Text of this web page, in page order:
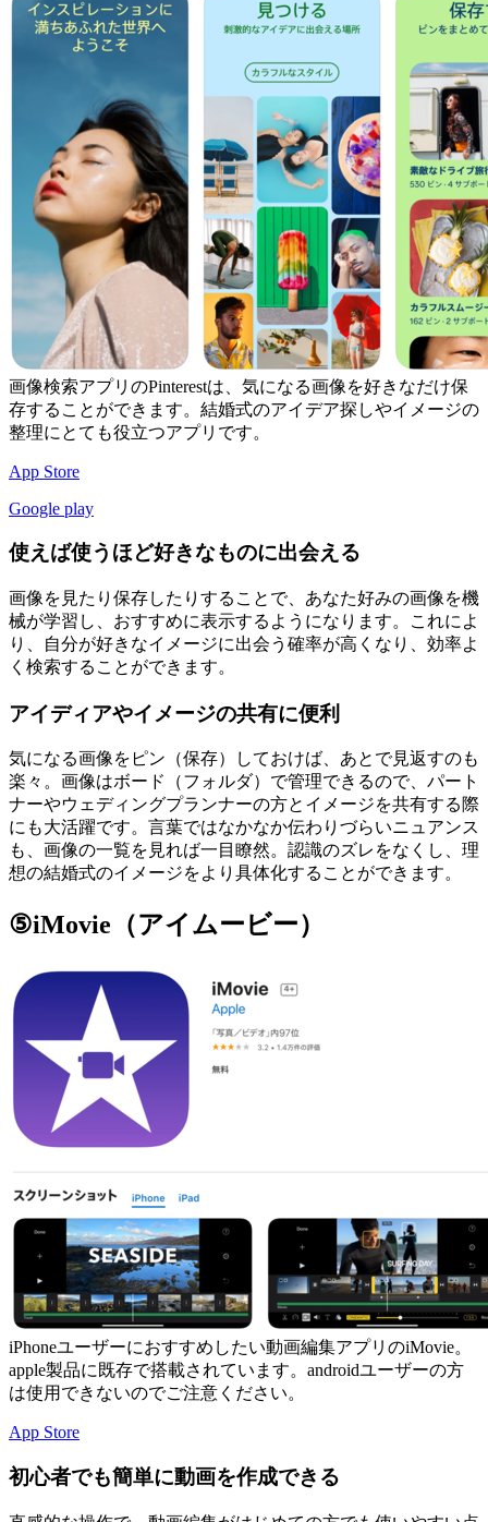
画像検索アプリのPinterestは、気になる画像を好きなだけ保
存することができます。結婚式のアイデア探しやイメージの
整理にとても役立つアプリです。
App Store
Google play
使えば使うほど好きなものに出会える
画像を見たり保存したりすることで、あなた好みの画像を機
械が学習し、おすすめに表示するようになります。これによ
り、自分が好きなイメージに出会う確率が高くなり、効率よ
く検索することができます。
アイディアやイメージの共有に便利
気になる画像をピン（保存）しておけば、あとで見返すのも
楽々。画像はボード（フォルダ）で管理できるので、パート
ナーやウェディングプランナーの方とイメージを共有する際
にも大活躍です。言葉ではなかなか伝わりづらいニュアンス
も、画像の一覧を見れば一目瞭然。認識のズレをなくし、理
想の結婚式のイメージをより具体化することができます。
⑤iMovie（アイムービー）
iPhoneユーザーにおすすめしたい動画編集アプリのiMovie。
apple製品に既存で搭載されています。androidユーザーの方
は使用できないのでご注意ください。
App Store
初心者でも簡単に動画を作成できる